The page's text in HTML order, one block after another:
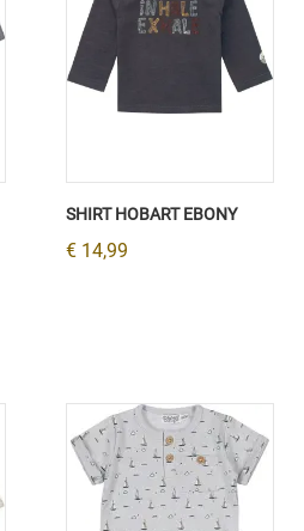
SHIRT HOBART EBONY
€ 14,99